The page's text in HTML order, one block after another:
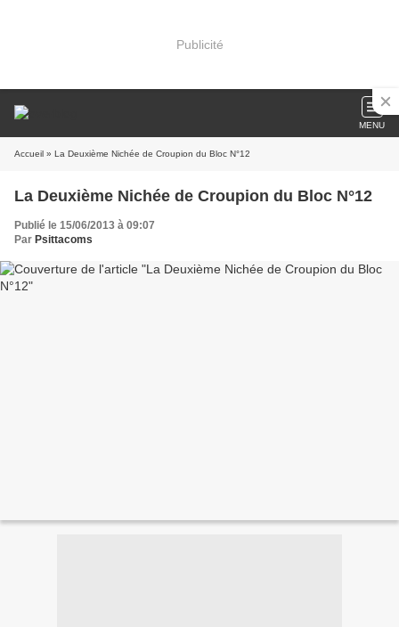
Publicité
MENU
Accueil » La Deuxième Nichée de Croupion du Bloc N°12
La Deuxième Nichée de Croupion du Bloc N°12
Publié le 15/06/2013 à 09:07
Par Psittacoms